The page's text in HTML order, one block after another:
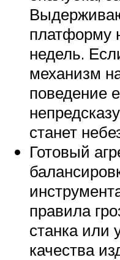
платформу
недель.
механизм
поведение
станет
Готовый
правила
станка или
качества